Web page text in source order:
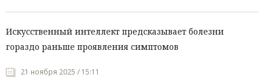
Искусственный интеллект предсказывает болезни
гораздо раньше проявления симптомов
21 ноября 2025 / 15:11